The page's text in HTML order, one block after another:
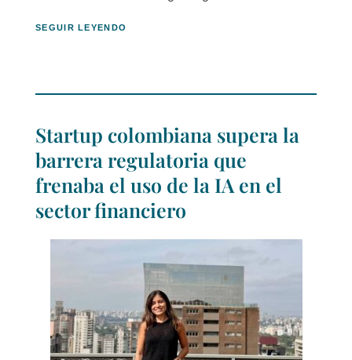
SEGUIR LEYENDO
Startup colombiana supera la
barrera regulatoria que
frenaba el uso de la IA en el
sector financiero